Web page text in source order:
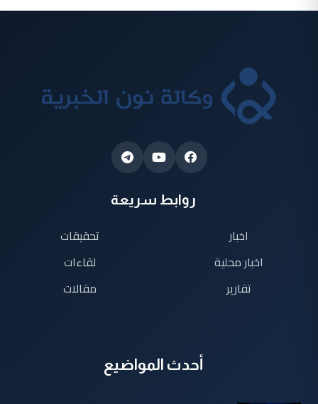
روابط سريعة
اخبار
اخبار محلية
تقارير
تحقيقات
لقاءات
مقالات
أحدث المواضيع